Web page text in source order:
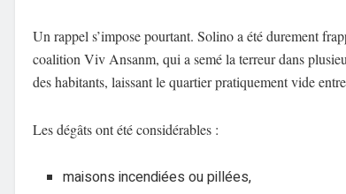
Un rappel s’impose pourtant. Solino a été durement
coalition Viv Ansanm, qui a semé la terreur dans
des habitants, laissant le quartier pratiquement vide
Les dégâts ont été considérables :
maisons incendiées ou pillées,